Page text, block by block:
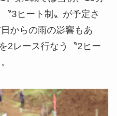
3ヒート制〟が予定さ
からの雨の影響もあ
2レース行なう〝2ヒー